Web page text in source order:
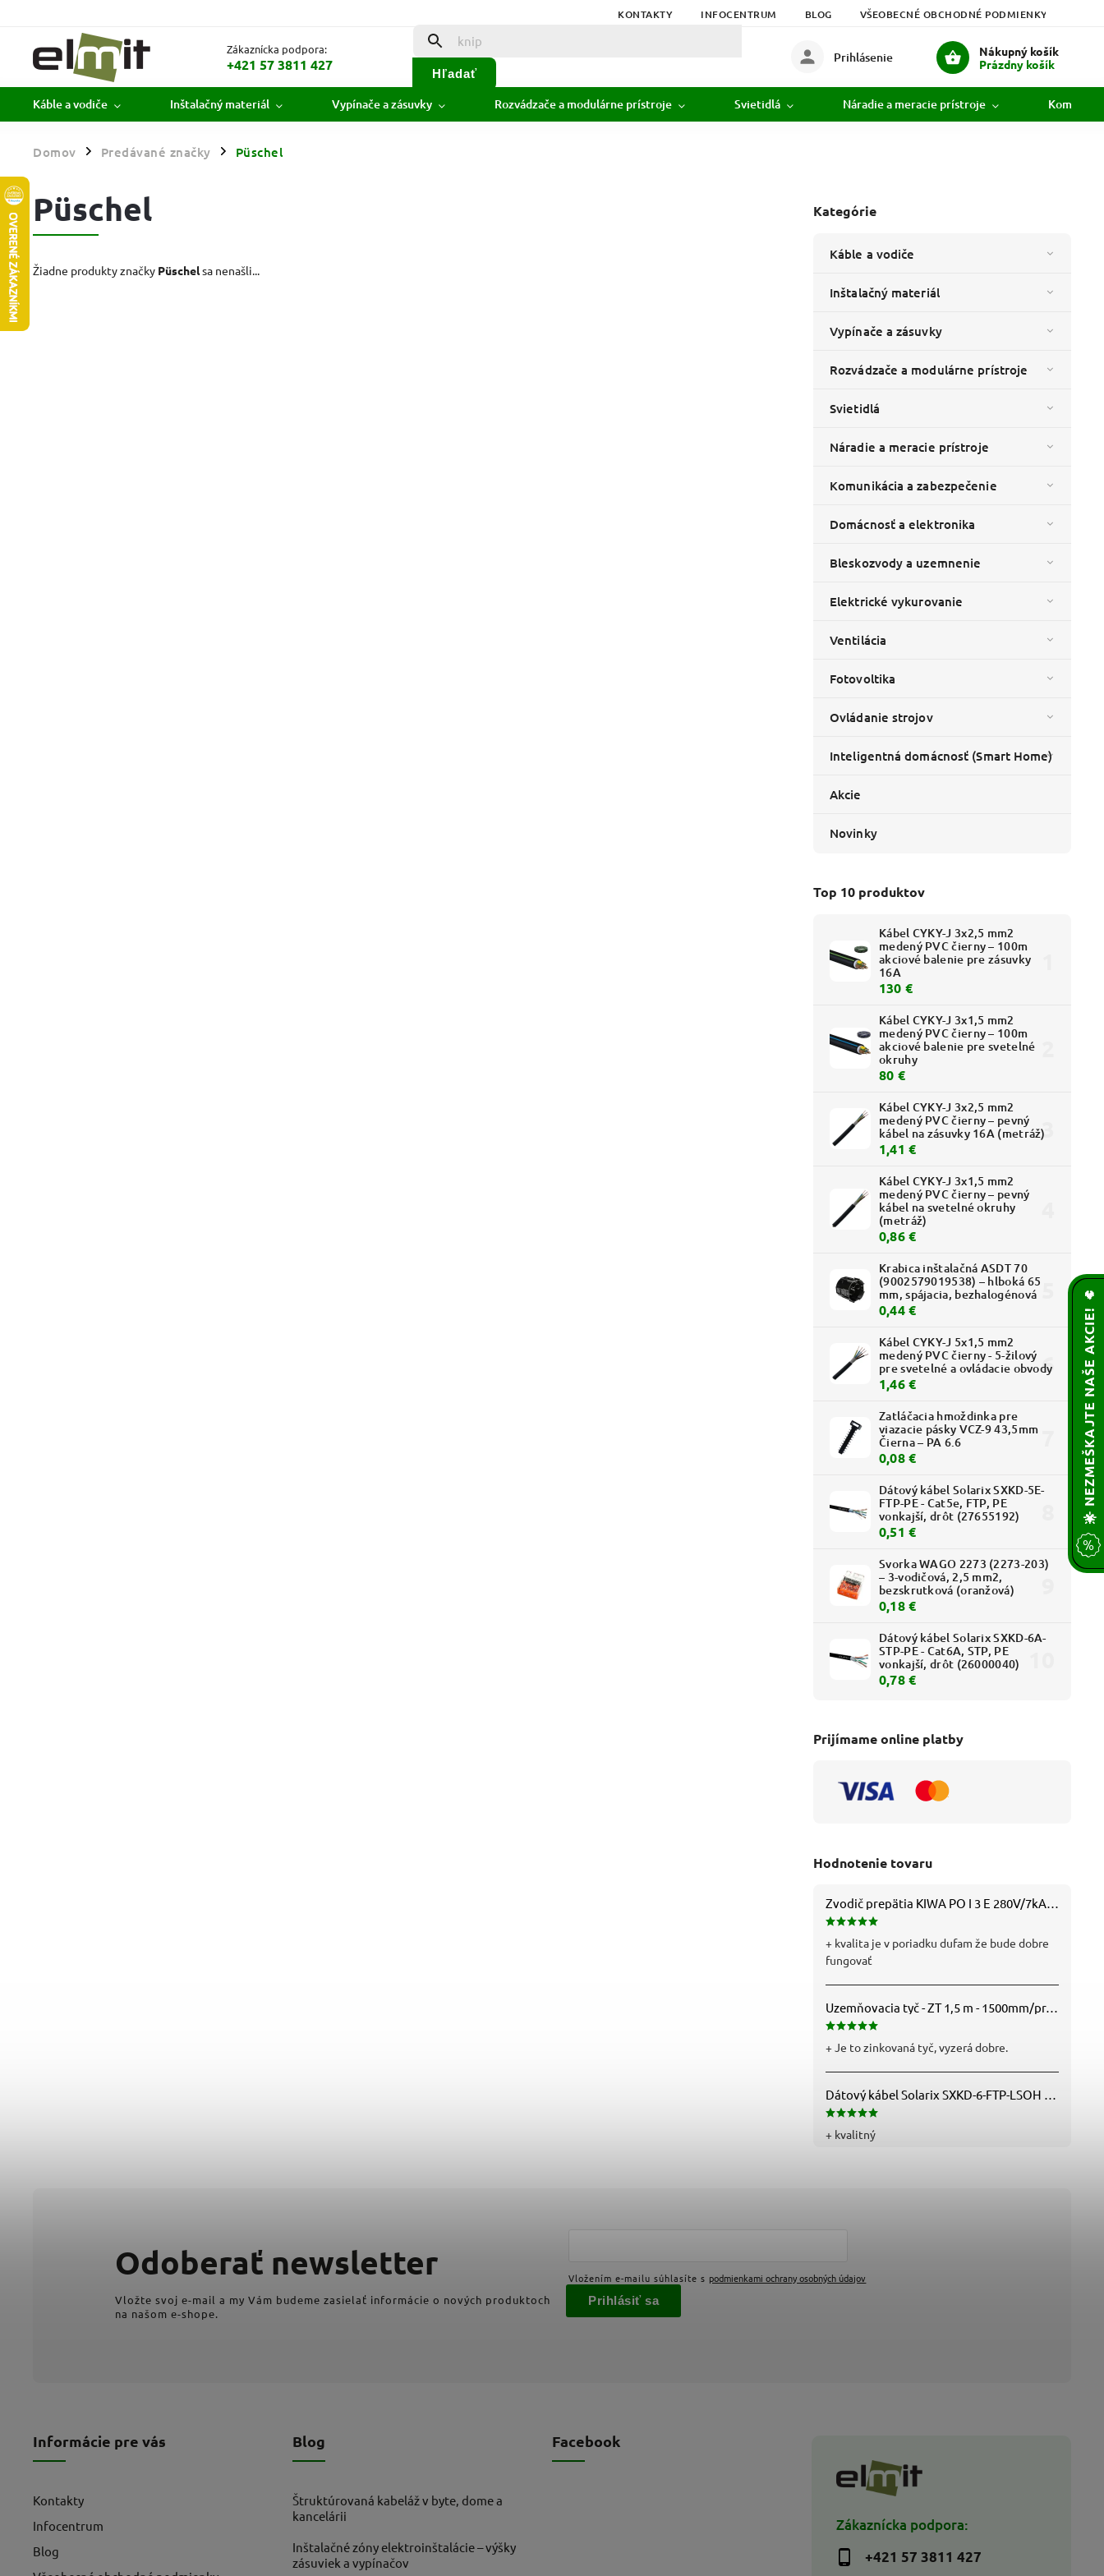
KONTAKTY INFOCENTRUM BLOG VŠEOBECNÉ OBCHODNÉ PODMIENKY
Zákaznícka podpora:
+421 57 3811 427
Hľadať
Nákupný košík
Prázdny košík
Prihlásenie
Káble a vodiče Inštalačný materiál Vypínače a zásuvky Rozvádzače a modulárne prístroje Svietidlá Náradie a meracie prístroje
Domov / Predávané značky / Püschel
Kategórie
Káble a vodiče
Inštalačný materiál
Vypínače a zásuvky
Rozvádzače a modulárne prístroje
Svietidlá
Náradie a meracie prístroje
Komunikácia a zabezpečenie
Domácnosť a elektronika
Bleskozvody a uzemnenie
Elektrické vykurovanie
Ventilácia
Fotovoltika
Ovládanie strojov
Inteligentná domácnosť (Smart Home)
Akcie
Novinky
Top 10 produktov
Kábel CYKY-J 3x2,5 mm2
medený PVC čierny – 100m
akciové balenie pre zásuvky
16A
130 €
Kábel CYKY-J 3x1,5 mm2
medený PVC čierny – 100m
akciové balenie pre svetelné
okruhy
80 €
Kábel CYKY-J 3x2,5 mm2
medený PVC čierny – pevný
kábel na zásuvky 16A (metráž)
1,41 €
Kábel CYKY-J 3x1,5 mm2
medený PVC čierny – pevný
kábel na svetelné okruhy
(metráž)
0,86 €
Krabica inštalačná ASDT 70
(9002579019538) – hlboká 65
mm, spájacia, bezhalogénová
0,44 €
Kábel CYKY-J 5x1,5 mm2
medený PVC čierny - 5-žilový
pre svetelné a ovládacie obvody
1,46 €
Zatláčacia hmoždinka pre
viazacie pásky VCZ-9 43,5mm
Čierna – PA 6.6
0,08 €
Dátový kábel Solarix SXKD-5E-
FTP-PE - Cat5e, FTP, PE
vonkajší, drôt (27655192)
0,51 €
Svorka WAGO 2273 (2273-203)
– 3-vodičová, 2,5 mm2,
bezskrutková (oranžová)
0,18 €
Dátový kábel Solarix SXKD-6A-
STP-PE - Cat6A, STP, PE
vonkajší, drôt (26000040)
0,78 €
Prijímame online platby
Hodnotenie tovaru
Zvodič prepätia KIWA PO I 3 E 280V/7kA B+C+D (T1+T2+T3) 3P - 81.201
+ kvalita je v poriadku dufam že bude dobre
fungovať
Uzemňovacia tyč - ZT 1,5 m - 1500mm/pr.25mm - Fe/Zn - f712112
+ Je to zinkovaná tyč, vyzerá dobre.
Dátový kábel Solarix SXKD-6-FTP-LSOH - Cat6, FTP, LSOH, drôt (26000005)
+ kvalitný
Püschel
Žiadne produkty značky Püschelsa nenašli...
Zákaznícka podpora:
+421 57 3811 427
Informácie pre vás
Kontakty
Infocentrum
Blog
Blog
Štruktúrovaná kabeláž v byte, dome a
kancelárii
Inštalačné zóny elektroinštalácie – výšky
zásuviek a vypínačov
Odoberať newsletter
Vložte svoj e-mail a my Vám budeme zasielať informácie o nových produktoch
na našom e-shope.
Vložením e-mailu súhlasíte s podmienkami ochrany osobných údajov
Prihlásiť sa
Facebook
🌟 NEZMEŠKAJTE NAŠE AKCIE! 🔥